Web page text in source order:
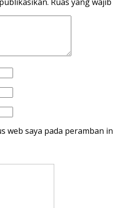
web saya pada peramban